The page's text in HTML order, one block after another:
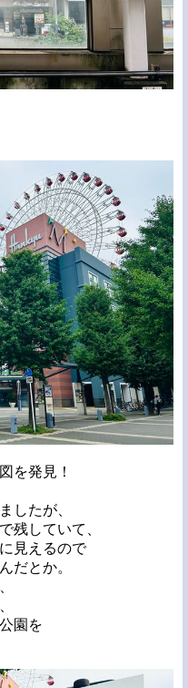
図を発見！
したが、
残していて、
見えるので
だとか。
園を